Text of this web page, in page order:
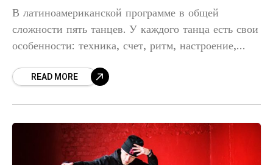
В латиноамериканской программе в общей
сложности пять танцев. У каждого танца есть свои
особенности: техника, счет, ритм, настроение,
озвучить название танца, который исполняет
READ MORE